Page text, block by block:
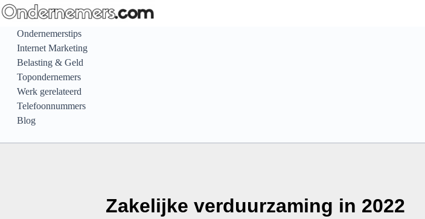
Ga
naar
inhoud
Ondernemerstips
Internet Marketing
Belasting & Geld
Topondernemers
Werk gerelateerd
Telefoonnummers
Blog
Zakelijke verduurzaming in 2022